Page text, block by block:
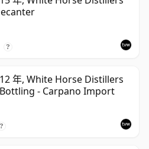
?
年, White Horse Distillers
- Carpano Import
?